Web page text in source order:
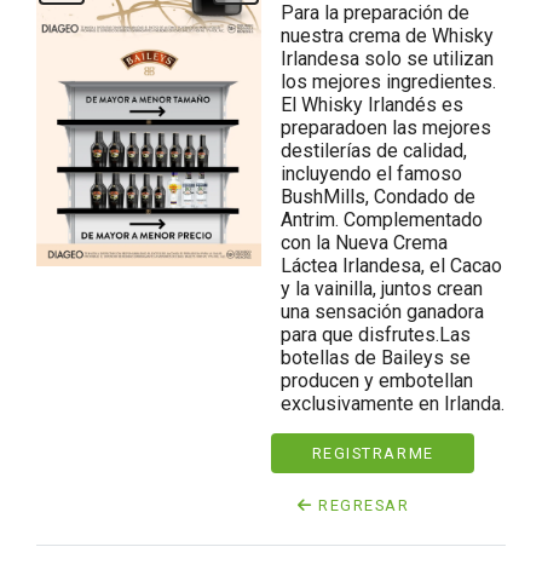
Para la preparación de
nuestra crema de Whisky
Irlandesa solo se utilizan
los mejores ingredientes.
El Whisky Irlandés es
preparadoen las mejores
destilerías de calidad,
incluyendo el famoso
BushMills, Condado de
Antrim. Complementado
con la Nueva Crema
Láctea Irlandesa, el Cacao
y la vainilla, juntos crean
una sensación ganadora
para que disfrutes.Las
botellas de Baileys se
producen y embotellan
exclusivamente en Irlanda.
REGISTRARME
REGRESAR